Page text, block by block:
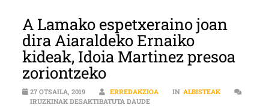
A Lamako espetxeraino joan
dira Aiaraldeko Ernaiko
kideak, Idoia Martinez presoa
zoriontzeko
27 OTSAILA, 2019 ERREDAKZIOA IN ALBISTEAK
IRUZKINAK DESAKTIBATUTA DAUDEA LAMAKO ESPETXERAINO JOAN